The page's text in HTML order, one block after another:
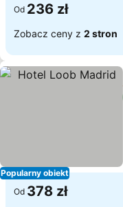
Od 236 zł
Zobacz ceny z 2 stron
Popularny obiekt
Od 378 zł